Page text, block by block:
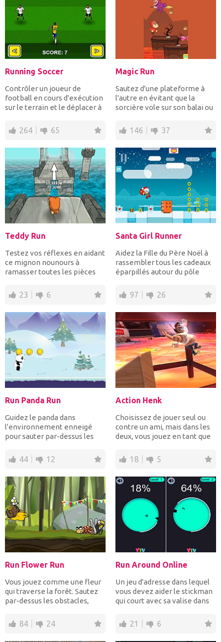
Running Soccer
Contrôler un joueur de
football en cours d'exécution
sur le terrain et le déplacer à
264 65
Magic Run
Sautez d'une plateforme à
l'autre en évitant que la
sorcière vole sur son balai ou
146 37
Teddy Run
Testez vos réflexes en aidant
ce mignon nounours à
ramasser toutes les pièces
23 6
Santa Girl Runner
Aidez la Fille du Père Noël à
rassembler tous les cadeaux
éparpillés autour du pôle
97 26
Run Panda Run
Guidez le panda dans
l'environnement enneigé
pour sauter par-dessus les
44 12
Action Henk
Choisissez de jouer seul ou
contre un ami, mais dans les
deux, vous jouez en tant que
18 5
Run Flower Run
Vous jouez comme une fleur
qui traverse la forêt. Sautez
par-dessus les obstacles,
84 24
Run Around Online
Un jeu d'adresse dans lequel
vous devez aider le stickman
qui court avec sa valise dans
21 6